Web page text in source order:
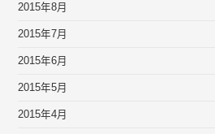
2015年8月
2015年7月
2015年6月
2015年5月
2015年4月